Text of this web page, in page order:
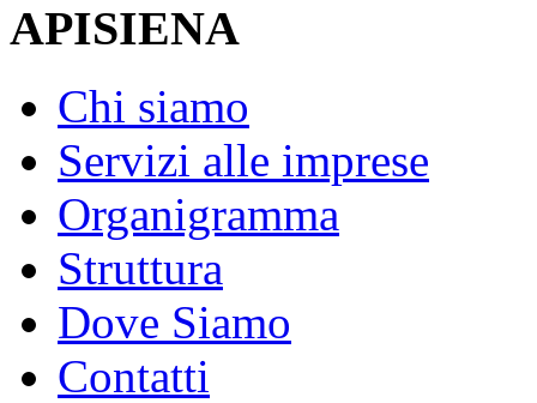
APISIENA
Chi siamo
Servizi alle imprese
Organigramma
Struttura
Dove Siamo
Contatti